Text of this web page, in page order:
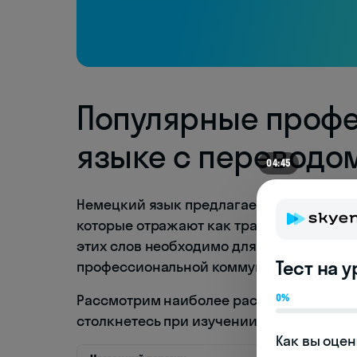
Популярные
языке с
Немецкий язык предлагает богатый
которые отражают как традиционные,
этих слов необходимо для
профессиональной коммуникации.
Рассмотрим наиболее
столкнетесь при изучении немецкого
04:41
Тест на
0%
Как вы